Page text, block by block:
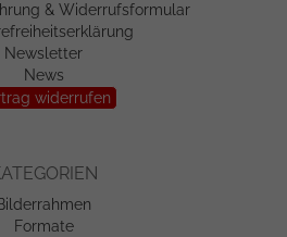
& Widerrufsformular
Newsletter
News
widerrufen
Formate